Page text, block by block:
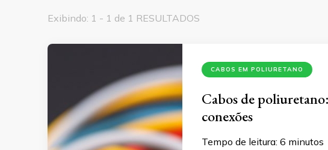
Exibindo: 1 - 1 de 1 RESULTADOS
CABOS EM POLIURETANO
Cabos de
conexões
Tempo de leitura: 6 minutos